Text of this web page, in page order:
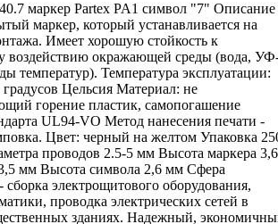
маркер Partex PA1 символ "7" Описание
маркер, который устанавливается на
Имеет хорошую стойкость к
воздействию окражающей среды (вода,
температур). Температура эксплуатации:
Цельсия Материал: не
горение пластик, самопогашение
UL94-VO Метод нанесения печати -
Цвет: черный на желтом Упаковка
проводов 2.5-5 мм Высота маркера 3,6
мм Высота символа 2,6 мм Сфера
электрощитового оборудования,
проводка электрических сетей в
зданиях. Надежный,